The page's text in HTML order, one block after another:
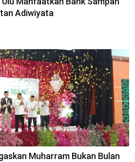
Adiwiyata
Muharram Bukan Bulan